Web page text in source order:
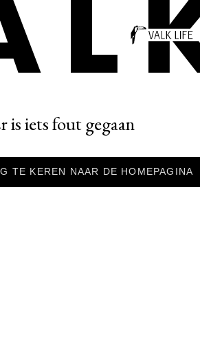
is iets fout gegaan
TE KEREN NAAR DE HOMEPAGINA